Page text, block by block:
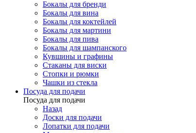
Бокалы для бренди
Бокалы для вина
Бокалы для коктейлей
Бокалы для мартини
Бокалы для пива
Бокалы для шампанского
Кувшины и графины
Стаканы для виски
Стопки и рюмки
Чашки из стекла
Посуда для подачи
Посуда для подачи
Назад
Доски для подачи
Лопатки для подачи